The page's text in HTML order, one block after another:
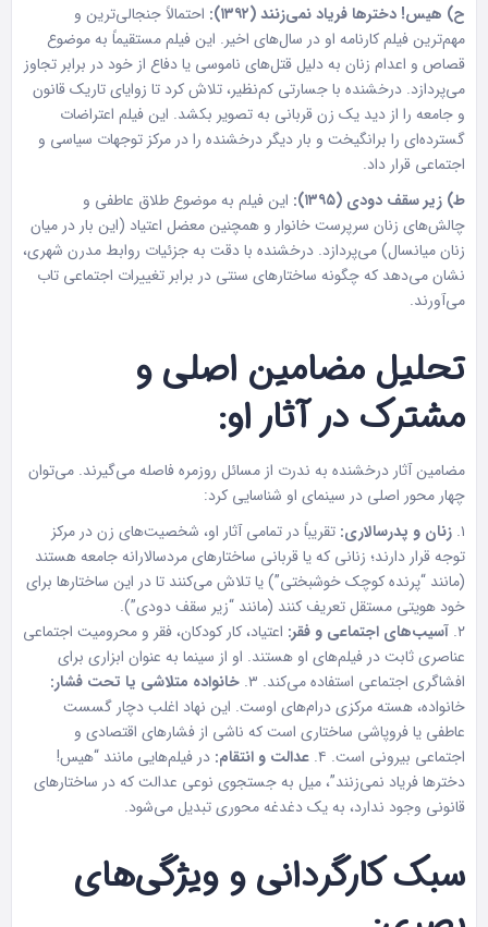
ح) هیس! دخترها فریاد نمی‌زنند (۱۳۹۲):
احتمالاً جنجالی‌ترین و
مهم‌ترین فیلم کارنامه او در سال‌های اخیر. این فیلم مستقیماً به موضوع
قصاص و اعدام زنان به دلیل قتل‌های ناموسی یا دفاع از خود در برابر تجاوز
می‌پردازد. درخشنده با جسارتی کم‌نظیر، تلاش کرد تا زوایای تاریک قانون
و جامعه را از دید یک زن قربانی به تصویر بکشد. این فیلم اعتراضات
گسترده‌ای را برانگیخت و بار دیگر درخشنده را در مرکز توجهات سیاسی و
اجتماعی قرار داد.
ط) زیر سقف دودی (۱۳۹۵):
این فیلم به موضوع طلاق عاطفی و
چالش‌های زنان سرپرست خانوار و همچنین معضل اعتیاد (این بار در میان
زنان میانسال) می‌پردازد. درخشنده با دقت به جزئیات روابط مدرن شهری،
نشان می‌دهد که چگونه ساختارهای سنتی در برابر تغییرات اجتماعی تاب
می‌آورند.
تحلیل مضامین اصلی و
مشترک در آثار او:
مضامین آثار درخشنده به ندرت از مسائل روزمره فاصله می‌گیرند. می‌توان
چهار محور اصلی در سینمای او شناسایی کرد:
۱. زنان و پدرسالاری: تقریباً در تمامی آثار او، شخصیت‌های زن در مرکز
توجه قرار دارند؛ زنانی که یا قربانی ساختارهای مردسالارانه جامعه هستند
(مانند “پرنده کوچک خوشبختی”) یا تلاش می‌کنند تا در این ساختارها برای
خود هویتی مستقل تعریف کنند (مانند “زیر سقف دودی”).
۲. آسیب‌های اجتماعی و فقر: اعتیاد، کار کودکان، فقر و محرومیت اجتماعی
عناصری ثابت در فیلم‌های او هستند. او از سینما به عنوان ابزاری برای
افشاگری اجتماعی استفاده می‌کند. ۳.
خانواده متلاشی یا تحت فشار:
خانواده، هسته مرکزی درام‌های اوست. این نهاد اغلب دچار گسست
عاطفی یا فروپاشی ساختاری است که ناشی از فشارهای اقتصادی و
اجتماعی بیرونی است. ۴.
عدالت و انتقام: در فیلم‌هایی مانند “هیس!
دخترها فریاد نمی‌زنند”، میل به جستجوی نوعی عدالت که در ساختارهای
قانونی وجود ندارد، به یک دغدغه محوری تبدیل می‌شود.
سبک کارگردانی و ویژگی‌های